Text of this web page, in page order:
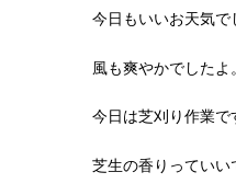
今日もいいお天気で
風も爽やかでしたよ。
今日は芝刈り作業で
芝生の香りっていい